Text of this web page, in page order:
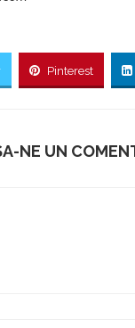
Pinterest
NE UN